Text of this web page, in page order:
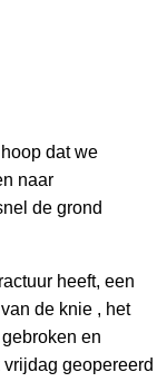
dat we
naar
de grond
heeft, een
de knie , het
en
geopereerd